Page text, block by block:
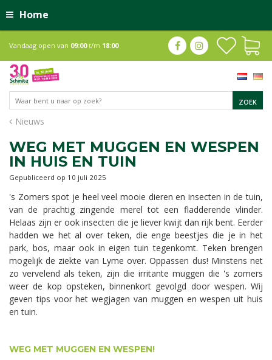
Home
Nieuws
Vandaag open van 09:00t/m 18:00
WEG MET MUGGEN EN WESPEN
IN HUIS EN TUIN
Gepubliceerd op 10 juli 2025
's Zomers spot je heel veel mooie dieren en insecten in de tuin,
van de prachtig zingende merel tot een fladderende vlinder.
Helaas zijn er ook insecten die je liever kwijt dan rijk bent. Eerder
hadden we het al over teken, die enge beestjes die je in het
park, bos, maar ook in eigen tuin tegenkomt. Teken brengen
mogelijk de ziekte van Lyme over. Oppassen dus! Minstens net
zo vervelend als teken, zijn die irritante muggen die 's zomers
weer de kop opsteken, binnenkort gevolgd door wespen. Wij
geven tips voor het wegjagen van muggen en wespen uit huis
en tuin.
WEG MET MUGGEN EN WESPEN!